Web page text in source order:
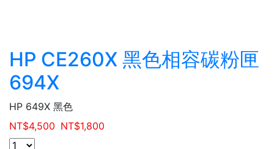
HP CE260X 黑色相容碳粉匣
694X
HP 649X 黑色
NT$4,500 NT$1,800